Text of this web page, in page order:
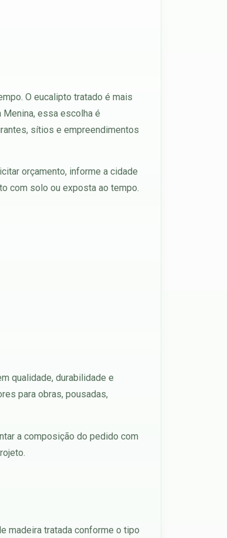
O eucalipto tratado é mais
essa escolha é
sítios e empreendimentos
orçamento, informe a cidade
com solo ou exposta ao tempo.
qualidade, durabilidade e
para obras, pousadas,
a composição do pedido com
madeira tratada conforme o tipo